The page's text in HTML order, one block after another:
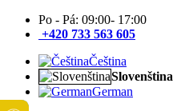
Po - Pá: 09:00- 17:00
+420 733 563 605
Čeština
Slovenština
German